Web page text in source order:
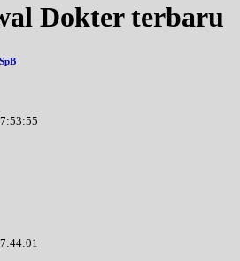
Dokter terbaru